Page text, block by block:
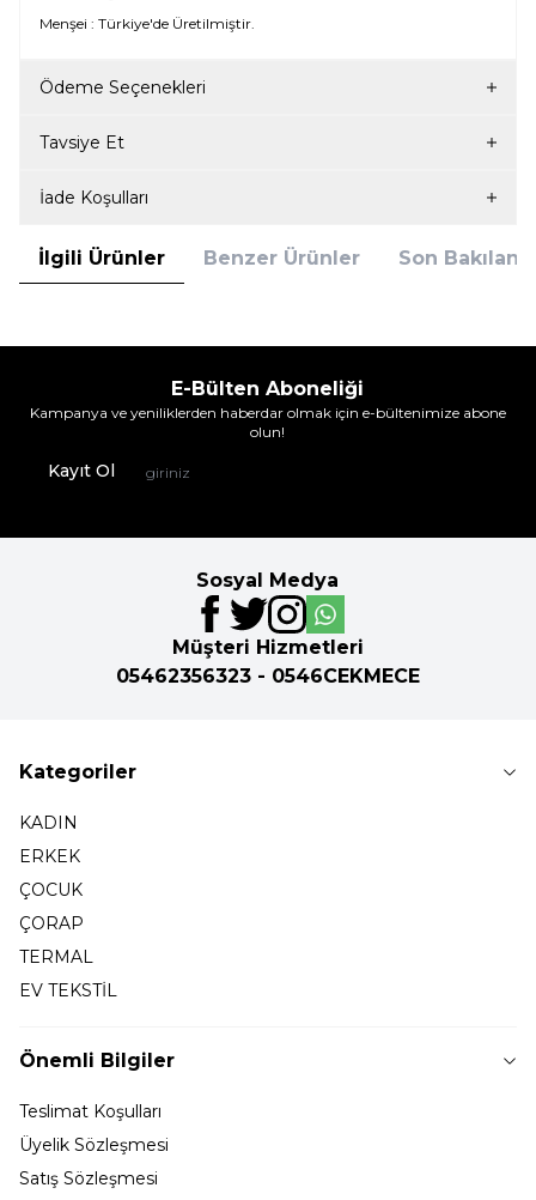
Menşei : Türkiye'de Üretilmiştir.
Ödeme Seçenekleri
Tavsiye Et
İade Koşulları
İlgili Ürünler Benzer Ürünler Son
E-Bülten Aboneliği
Kampanya ve yeniliklerden haberdar olmak için e-bültenimize abone
olun!
Kayıt Ol
Sosyal Medya
Müşteri Hizmetleri
05462356323 - 0546CEKMECE
Kategoriler
KADIN
ERKEK
ÇOCUK
ÇORAP
TERMAL
EV TEKSTİL
Önemli Bilgiler
Teslimat Koşulları
Üyelik Sözleşmesi
Satış Sözleşmesi